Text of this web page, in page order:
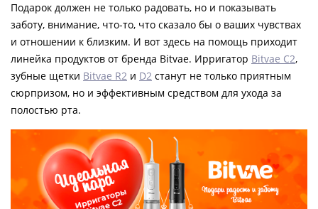
Подарок должен не только радовать, но и показывать
заботу, внимание, что-то, что сказало бы о ваших чувствах
и отношении к близким. И вот здесь на помощь приходит
линейка продуктов от бренда Bitvae. Ирригатор Bitvae C2,
зубные щетки Bitvae R2 и D2 станут не только приятным
сюрпризом, но и эффективным средством для ухода за
полостью рта.